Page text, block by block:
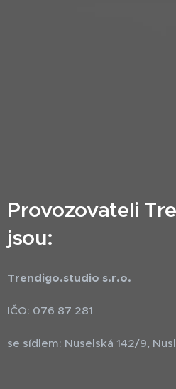
Provozovateli
jsou:
Trendigo.studio s.r.o.
IČO: 076 87 281
se sídlem: Nuselská 142/9,